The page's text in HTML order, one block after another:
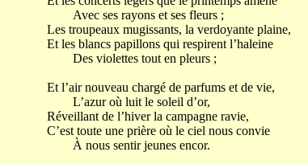
Avec ses rayons et ses fleurs ;
Les troupeaux mugissants, la verdoyante plaine,
Et les blancs papillons qui respirent l’haleine
Des violettes tout en pleurs ;
Et l’air nouveau chargé de parfums et de vie,
L’azur où luit le soleil d’or,
Réveillant de l’hiver la campagne ravie,
C’est toute une prière où le ciel nous convie
À nous sentir jeunes encor.